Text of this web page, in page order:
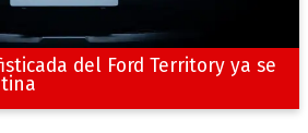
del Ford Territory ya se